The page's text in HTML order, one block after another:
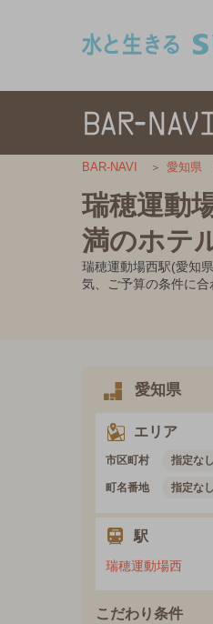
BAR-NAVI 愛知県
瑞穂運動
満のホテ
瑞穂運動場西駅(愛知
気、ご予算の条件に合
愛知県
エリア
市区町村 指定なし
町名番地 指定なし
駅
瑞穂運動場西
こだわり条件